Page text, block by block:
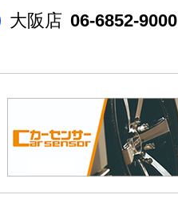
大阪店 06-6852-9000